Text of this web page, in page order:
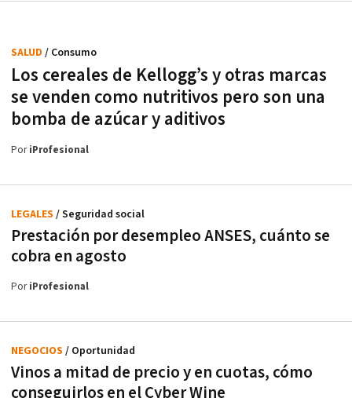
Los cereales de Kellogg’s y otras marcas
se venden como nutritivos pero son una
bomba de azúcar y aditivos
SALUD / Consumo
PoriProfesional
Prestación por desempleo ANSES, cuánto se
cobra en agosto
LEGALES / Seguridad social
PoriProfesional
Vinos a mitad de precio y en cuotas, cómo
conseguirlos en el Cyber Wine
NEGOCIOS / Oportunidad